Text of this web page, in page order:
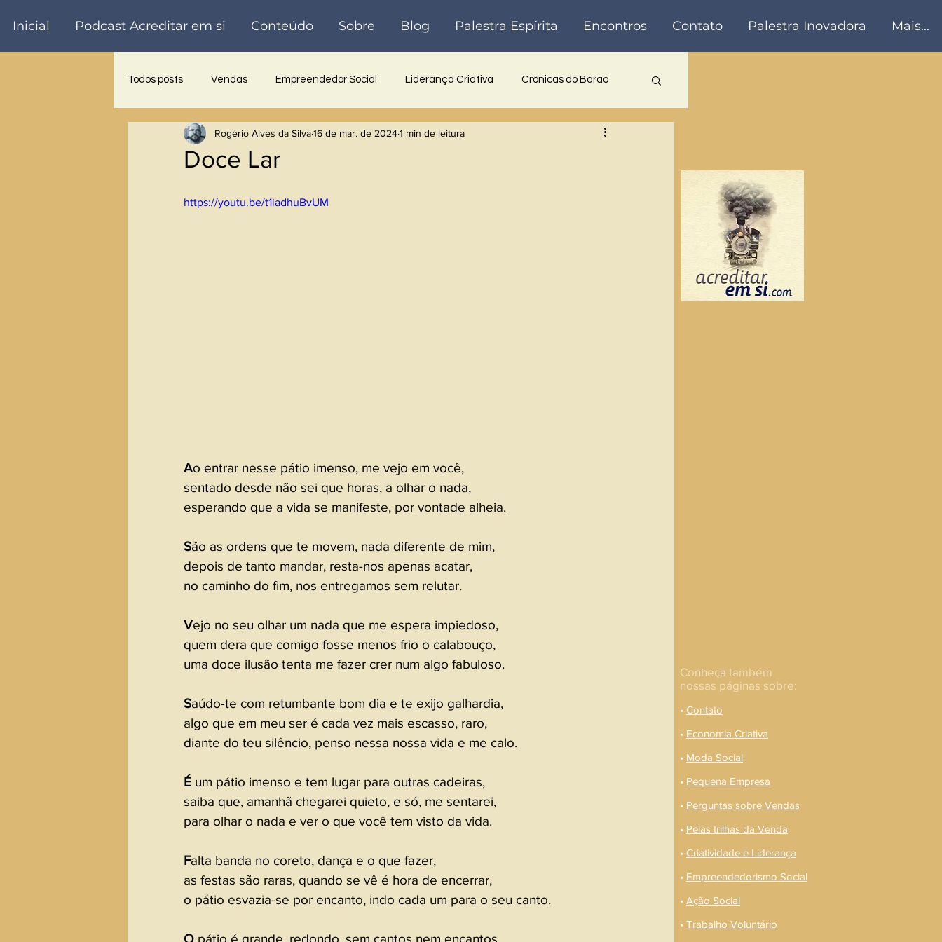
Inicial Podcast Acreditar em si Conteúdo Sobre Blog Palestra Espírita Encontros Contato Palestra Inovadora Mais...
Conheça também
nossas páginas sobre:
• Contato
• Economia Criativa
• Moda Social
• Pequena Empresa
• Perguntas sobre Vendas
• Pelas trilhas da Venda
• Criatividade e Liderança
• Empreendedorismo Social
• Ação Social
• Trabalho Voluntário
Todos posts Vendas Empreendedor Social Liderança Criativa Crônicas do Barão
Trabalho voluntário Palestra Inovadora Reflexões História
Doce Lar
Rogério Alves da Silva16 de mar. de 20241 min de leitura
https://youtu.be/t1iadhuBvUM
Ao entrar nesse pátio imenso, me vejo em você,
sentado desde não sei que horas, a olhar o nada,
esperando que a vida se manifeste, por vontade alheia.
São as ordens que te movem, nada diferente de mim,
depois de tanto mandar, resta-nos apenas acatar,
no caminho do fim, nos entregamos sem relutar.
Vejo no seu olhar um nada que me espera impiedoso,
quem dera que comigo fosse menos frio o calabouço,
uma doce ilusão tenta me fazer crer num algo fabuloso.
Saúdo-te com retumbante bom dia e te exijo galhardia,
algo que em meu ser é cada vez mais escasso, raro,
diante do teu silêncio, penso nessa nossa vida e me calo.
É um pátio imenso e tem lugar para outras cadeiras,
saiba que, amanhã chegarei quieto, e só, me sentarei,
para olhar o nada e ver o que você tem visto da vida.
Falta banda no coreto, dança e o que fazer,
as festas são raras, quando se vê é hora de encerrar,
o pátio esvazia-se por encanto, indo cada um para o seu canto.
O pátio é grande, redondo, sem cantos nem encantos